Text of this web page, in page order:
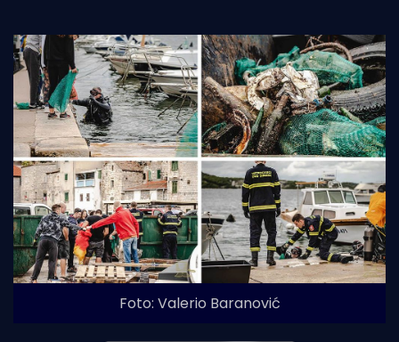
Foto: Valerio Baranović